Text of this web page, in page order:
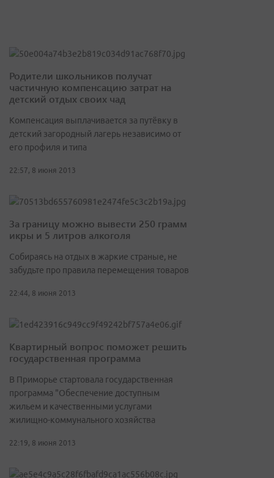
Родители школьников получат
частичную компенсацию затрат на
детский отдых своих чад
Компенсация выплачивается за путёвку в
детский загородный лагерь независимо от
его профиля и типа
22:57, 8 июня 2013
За границу можно вывести 250 грамм
икры и 5 литров алкоголя
Собираясь на отдых в жаркие страные, не
забудьте про правила перемещения товаров
22:44, 8 июня 2013
Квартирный вопрос поможет решить
государственная программа
В Приморье стартовала государственная
программа "Обеспечение доступным
жильем и качественными услугами
жилищно-коммунального хозяйства
22:19, 8 июня 2013